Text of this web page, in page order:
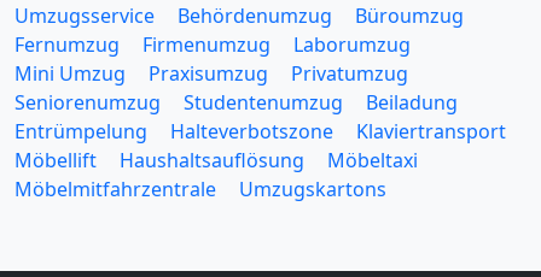
Umzugsservice Behördenumzug
Büroumzug
Fernumzug
Firmenumzug
Laborumzug
Mini Umzug
Praxisumzug
Privatumzug
Seniorenumzug
Studentenumzug
Beiladung
Entrümpelung
Halteverbotszone
Klaviertransport
Möbellift
Haushaltsauflösung
Möbeltaxi
Möbelmitfahrzentrale
Umzugskartons